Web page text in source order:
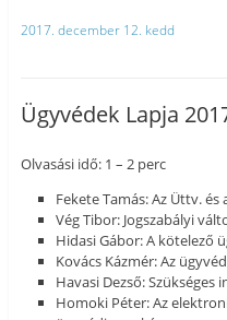
2017. december 12. kedd
Ügyvédek Lapja
Olvasási idő: 1 – 2 perc
Fekete Tamás: Az Üttv. és
Vég Tibor: Jogszabályi
Hidasi Gábor: A kötelező
Kovács Kázmér: Az
Havasi Dezső:
Homoki Péter: Az